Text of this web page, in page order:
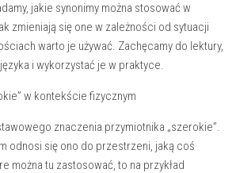
jakie synonimy można stosować w
zmieniają się one w zależności od sytuacji
warto je używać. Zachęcamy do lektury,
i wykorzystać je w praktyce.
w kontekście fizycznym
znaczenia przymiotnika „szerokie”.
odnosi się ono do przestrzeni, jaką coś
można tu zastosować, to na przykład